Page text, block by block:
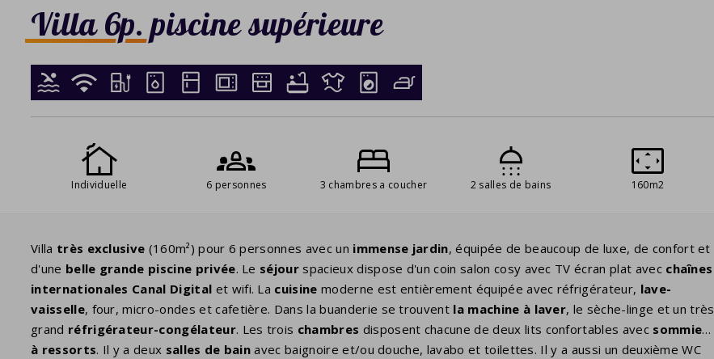
Villa 6p. piscine supérieure
Individuelle 6 personnes 3 chambres a coucher 2 salles de bains 160m2
Villa très exclusive (160m²) pour 6 personnes avec un immense jardin, équipée de beaucoup de luxe, de confort et
d'une belle grande piscine privée. Le séjour spacieux dispose d'un coin salon cosy avec TV écran plat avec chaînes
internationales Canal Digital et wifi. La cuisine moderne est entièrement équipée avec réfrigérateur, lave-
vaisselle, four, micro-ondes et cafetière. Dans la buanderie se trouvent la machine à laver, le sèche-linge et un très
grand réfrigérateur-congélateur. Les trois chambres disposent chacune de deux lits confortables avec sommier
à ressorts. Il y a deux salles de bain avec baignoire et/ou douche, lavabo et toilettes. Il y a aussi un deuxième WC